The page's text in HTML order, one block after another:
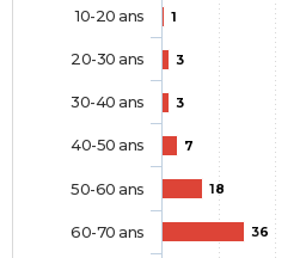
1
3
3
7
18
36
10-20 ans
20-30 ans
30-40 ans
40-50 ans
50-60 ans
60-70 ans